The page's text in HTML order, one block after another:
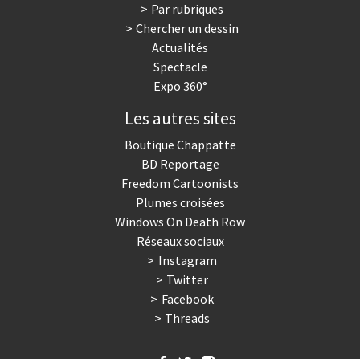
Par rubriques
Chercher un dessin
Actualités
Spectacle
Expo 360°
Les autres sites
Boutique Chappatte
BD Reportage
Freedom Cartoonists
Plumes croisées
Windows On Death Row
Réseaux sociaux
Instagram
Twitter
Facebook
Threads